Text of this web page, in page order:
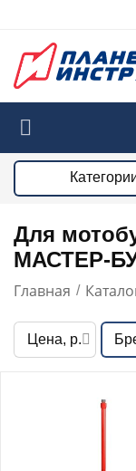
Для
МАСТЕР-
Главная /
Цена, р.